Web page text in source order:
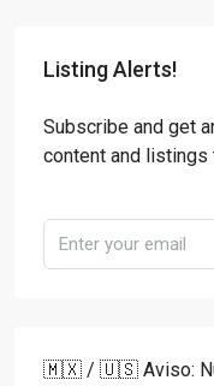
Listing Alerts!
Subscribe and get
content and listings
🇲🇽 / 🇺🇸 Aviso: